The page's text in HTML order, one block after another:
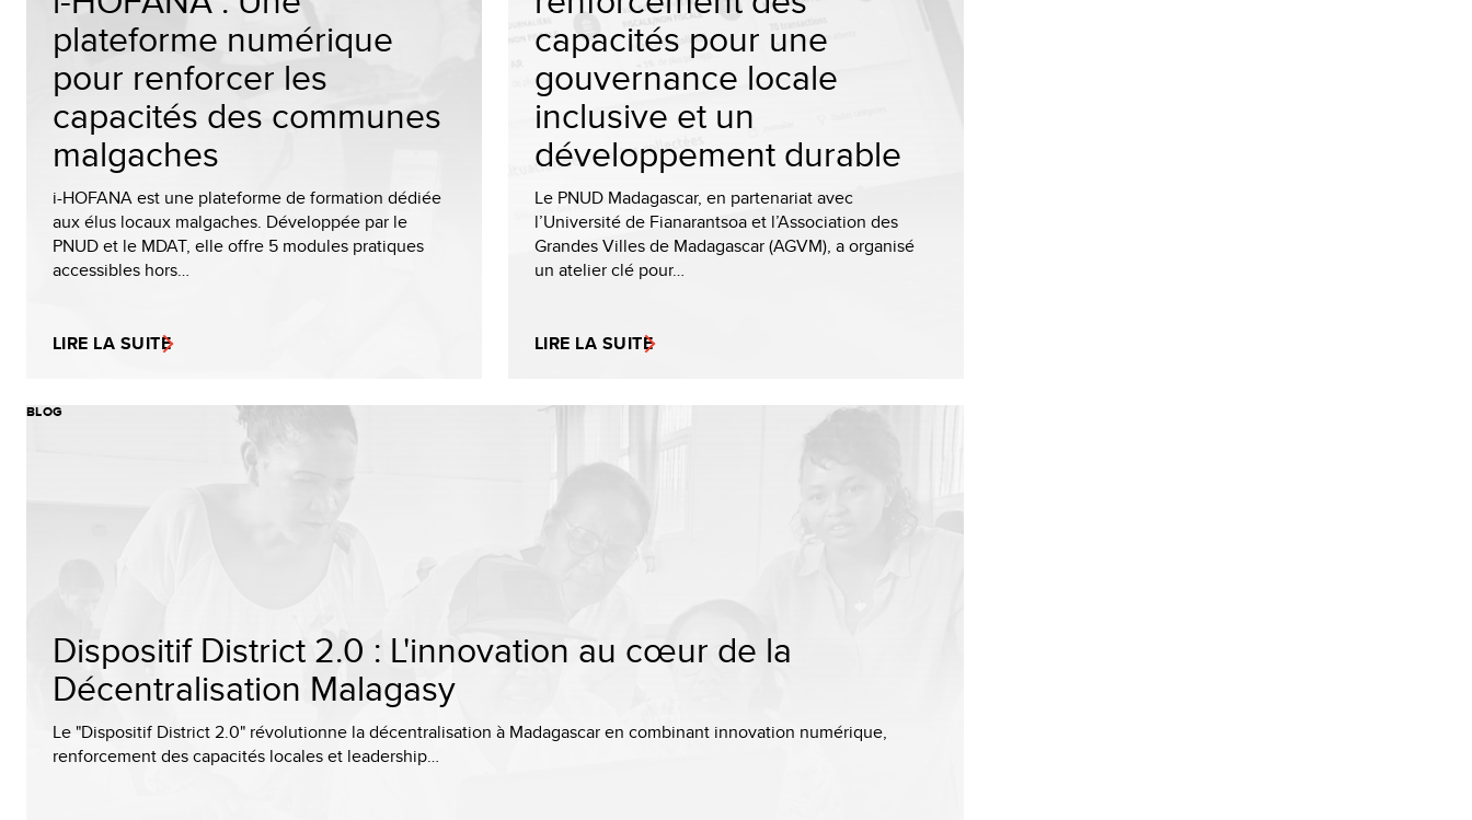
plateforme numérique
pour renforcer les
capacités des communes
malgaches
i-HOFANA est une plateforme de formation dédiée
aux élus locaux malgaches. Développée par le
PNUD et le MDAT, elle offre 5 modules pratiques
accessibles hors…
LIRE LA SUITE
capacités pour une
gouvernance locale
inclusive et un
développement durable
Le PNUD Madagascar, en partenariat avec
l’Université de Fianarantsoa et l’Association des
Grandes Villes de Madagascar (AGVM), a organisé
un atelier clé pour…
LIRE LA SUITE
BLOG
Dispositif District 2.0 : L'innovation au cœur de la
Décentralisation Malagasy
Le "Dispositif District 2.0" révolutionne la décentralisation à Madagascar en combinant innovation numérique,
renforcement des capacités locales et leadership…